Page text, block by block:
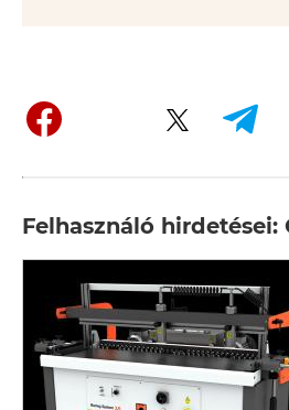
Felhasználó hirdetései: